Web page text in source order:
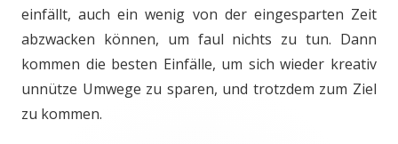
einfällt, auch ein wenig von der eingesparten Zeit
abzwacken können, um faul nichts zu tun. Dann
kommen die besten Einfälle, um sich wieder kreativ
unnütze Umwege zu sparen, und trotzdem zum Ziel
zu kommen.